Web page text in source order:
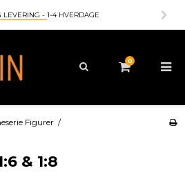
LEVERING - 1-4 HVERDAGE
0
Figurer /
& 1:8